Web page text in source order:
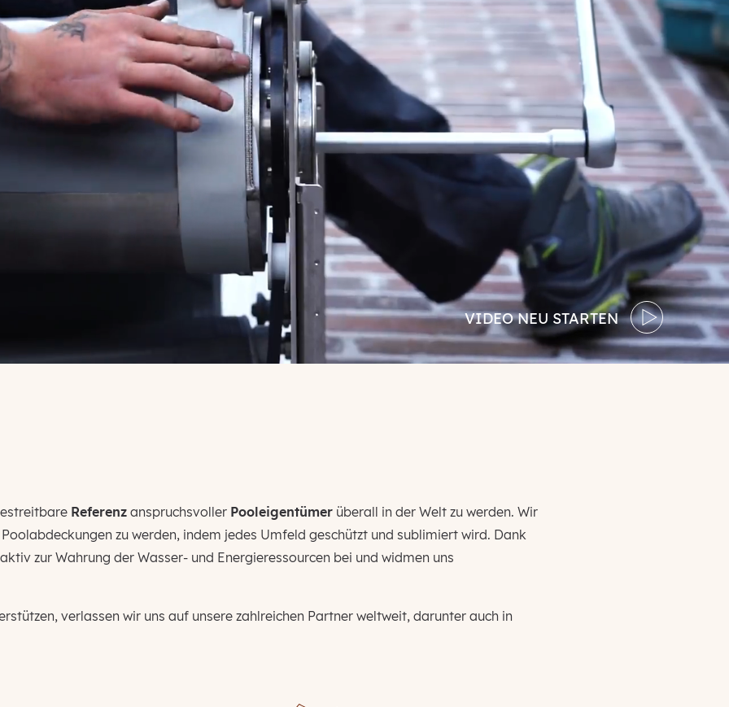
VIDEO NEU STARTEN
Referenzanspruchsvoller Pooleigentümerüberall in der Welt zu werden. Wir
zu werden, indem jedes Umfeld geschützt und sublimiert wird. Dank
zur Wahrung der Wasser- und Energieressourcen bei und widmen uns
verlassen wir uns auf unsere zahlreichen Partner weltweit, darunter auch in